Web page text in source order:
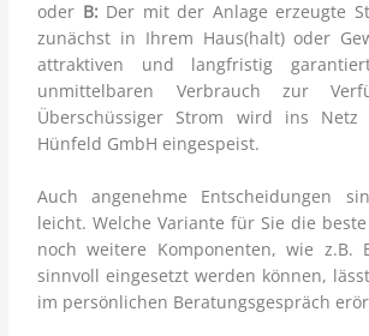
oder B:Der mit der Anlage erzeugte
zunächst in Ihrem Haus(halt) oder
attraktiven und langfristig
unmittelbaren Verbrauch zur
Überschüssiger Strom wird ins Netz
Hünfeld GmbH eingespeist.
Auch angenehme Entscheidungen
leicht. Welche Variante für Sie die
noch weitere Komponenten, wie z.B.
sinnvoll eingesetzt werden können,
im persönlichen Beratungsgespräch